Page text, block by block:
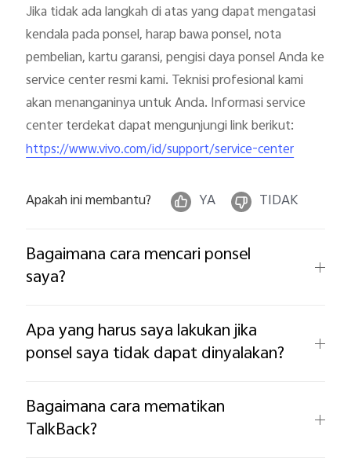
Jika tidak ada langkah di atas yang dapat mengatasi
kendala pada ponsel, harap bawa ponsel, nota
pembelian, kartu garansi, pengisi daya ponsel Anda ke
service center resmi kami. Teknisi profesional kami
akan menanganinya untuk Anda. Informasi service
center terdekat dapat mengunjungi link berikut:
https://www.vivo.com/id/support/service-center
Apakah ini membantu? YA TIDAK
Bagaimana cara mencari ponsel
saya?
Apa yang harus saya lakukan jika
ponsel saya tidak dapat dinyalakan?
Bagaimana cara mematikan
TalkBack?